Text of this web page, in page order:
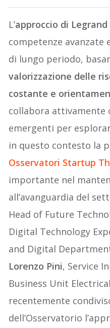
L’approccio di Legrand
competenze avanzate
di lungo periodo,
valorizzazione delle
costante e
collabora attivamente
emergenti per
in questo contesto la
Osservatori Startup
importante nel
all’avanguardia del
Head of Future
Digital Technology
and Digital
Lorenzo Pini, Service
Business Unit
recentemente
dell’Osservatorio